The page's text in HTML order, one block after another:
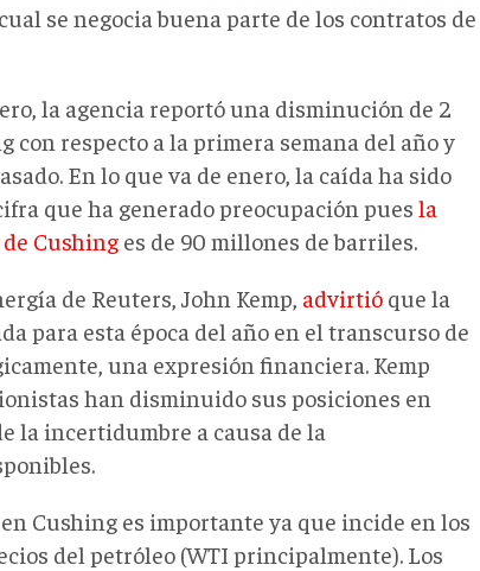
se negocia buena parte de los contratos de
la agencia reportó una disminución de 2
con respecto a la primera semana del año y
En lo que va de enero, la caída ha sido
que ha generado preocupación pues la
Cushing es de 90 millones de barriles.
de Reuters, John Kemp, advirtió que la
para esta época del año en el transcurso de
una expresión financiera. Kemp
han disminuido sus posiciones en
la incertidumbre a causa de la
Cushing es importante ya que incide en los
del petróleo (WTI principalmente). Los